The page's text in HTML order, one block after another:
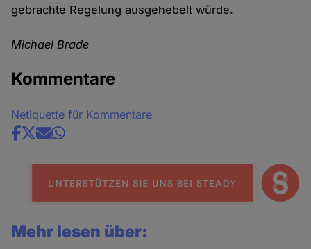
gebrachte Regelung ausgehebelt würde.
Michael Brade
Kommentare
Netiquette für Kommentare
Share
news
Mehr lesen über: